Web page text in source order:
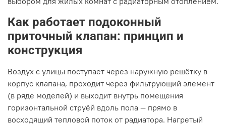
Как работает подоконный
приточный клапан: принцип и
конструкция
Воздух с улицы поступает через наружную решётку в
корпус клапана, проходит через фильтрующий элемент
(в ряде моделей) и выходит внутрь помещения
горизонтальной струёй вдоль пола — прямо в
восходящий тепловой поток от радиатора. Нагретый